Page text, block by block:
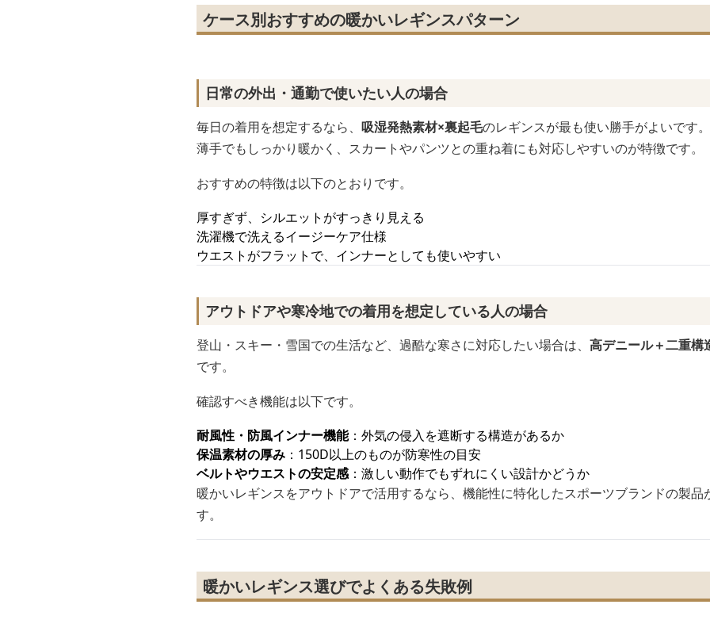
ケース別おすすめの暖かいレギンスパターン
日常の外出・通勤で使いたい人の場合
毎日の着用を想定するなら、 吸湿発熱素材×裏起毛のレギンスが最も使い勝手がよいです。
薄手でもしっかり暖かく、スカートやパンツとの重ね着にも対応しやすいのが特徴です。
おすすめの特徴は以下のとおりです。
厚すぎず、シルエットがすっきり見える
洗濯機で洗えるイージーケア仕様
ウエストがフラットで、インナーとしても使いやすい
アウトドアや寒冷地での着用を想定している人の場合
登山・スキー・雪国での生活など、過酷な寒さに対応したい場合は、 高デニール＋二重構
です。
確認すべき機能は以下です。
耐風性・防風インナー機能：外気の侵入を遮断する構造があるか
保温素材の厚み ：150D以上のものが防寒性の目安
ベルトやウエストの安定感：激しい動作でもずれにくい設計かどうか
暖かいレギンスをアウトドアで活用するなら、機能性に特化したスポーツブランドの製品
す。
暖かいレギンス選びでよくある失敗例